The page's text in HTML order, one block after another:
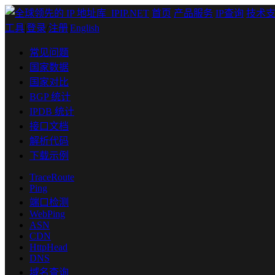
首页 产品服务 IP查询 技术
工具登录 注册English
常见问题
国家数据
国家对比
BGP 统计
IPDB 统计
接口文档
解析代码
下载示例
TraceRoute
Ping
端口检测
WebPing
ASN
CDN
HttpHead
DNS
域名查询